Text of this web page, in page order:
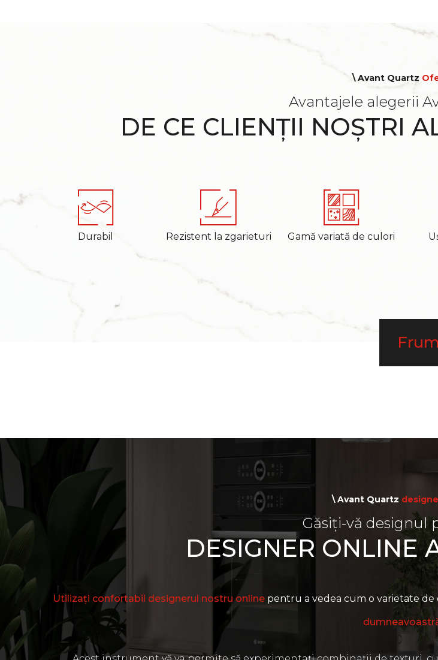
\ Avant Quartz
Avantajele alegerii
DE CE CLIENȚII NOȘTRI
Durabil Rezistent la zgarieturi Gamă variată de culori
\ Avant Quartz
Găsiți-vă designul
DESIGNER ONLINE
Utilizați confortabil designerul nostru online pentru a vedea cum o varietate